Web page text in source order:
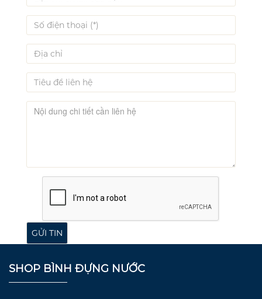
SHOP BÌNH ĐỰNG NƯỚC